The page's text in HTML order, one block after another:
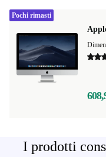
Pochi rimasti
I prodotti